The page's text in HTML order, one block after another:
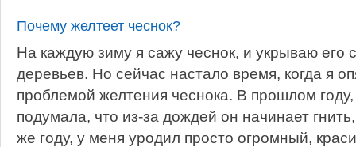
Почему желтеет чеснок?
На каждую зиму я сажу чеснок, и укрываю его
деревьев. Но сейчас настало время, когда я
проблемой желтения чеснока. В прошлом
подумала, что из-за дождей он начинает
же году, у меня уродил просто огромный,